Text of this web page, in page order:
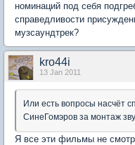
номинаций под себя
справедливости
музсаундтрек?
kro44i
13 Jan 2011
Или есть вопросы насчёт
СинеГомэров за монтаж
Я все эти фильмы не